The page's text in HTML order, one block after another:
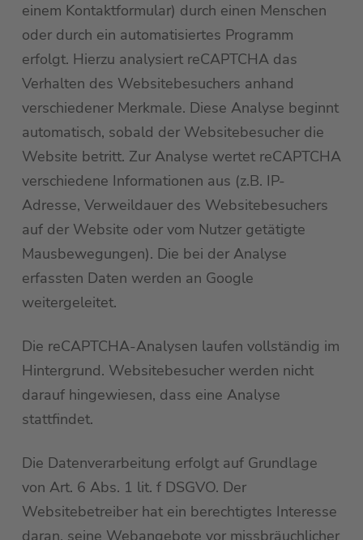
einem Kontaktformular) durch einen Menschen
oder durch ein automatisiertes Programm
erfolgt. Hierzu analysiert reCAPTCHA das
Verhalten des Websitebesuchers anhand
verschiedener Merkmale. Diese Analyse beginnt
automatisch, sobald der Websitebesucher die
Website betritt. Zur Analyse wertet reCAPTCHA
verschiedene Informationen aus (z.B. IP-
Adresse, Verweildauer des Websitebesuchers
auf der Website oder vom Nutzer getätigte
Mausbewegungen). Die bei der Analyse
erfassten Daten werden an Google
weitergeleitet.
Die reCAPTCHA-Analysen laufen vollständig im
Hintergrund. Websitebesucher werden nicht
darauf hingewiesen, dass eine Analyse
stattfindet.
Die Datenverarbeitung erfolgt auf Grundlage
von Art. 6 Abs. 1 lit. f DSGVO. Der
Websitebetreiber hat ein berechtigtes Interesse
daran, seine Webangebote vor missbräuchlicher